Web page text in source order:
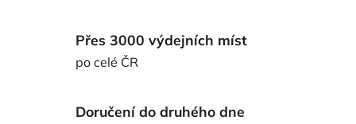
Přes 3000 výdejních míst
po celé ČR
Doručení do druhého dne